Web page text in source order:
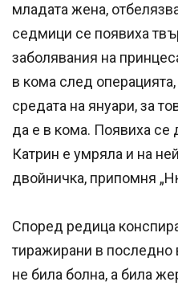
младата жена,
седмици се появиха
заболявания на
в кома след
средата на януари, за
да е в кома. Появиха се
Катрин е умряла и на
двойничка, припомня
Според редица
тиражирани в последно
не била болна, а била